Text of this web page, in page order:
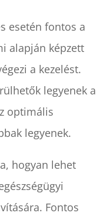
esetén fontos a
alapján képzett
a kezelést.
legyenek a
optimális
legyenek.
hogyan lehet
Fontos